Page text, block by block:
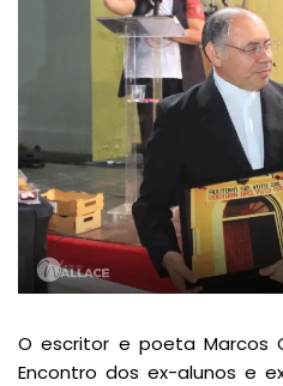
O escritor e poeta Marcos
Encontro dos ex-alunos e